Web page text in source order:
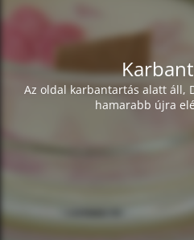
Az oldal karbantartás alatt áll,
hamarabb újra